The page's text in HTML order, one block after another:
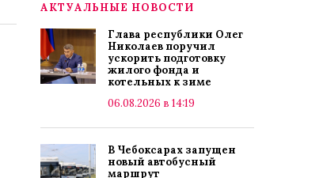
АКТУАЛЬНЫЕ НОВОСТИ
Глава республики Олег
Николаев поручил
ускорить подготовку
жилого фонда и
котельных к зиме
06.08.2026 в 14:19
В Чебоксарах запущен
новый автобусный
маршрут